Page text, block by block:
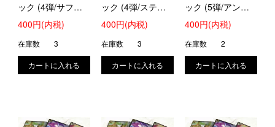
ック (4弾/サファ
イア)
400円(内税)
在庫数 3
ック (4弾/スティ
ール)
400円(内税)
在庫数 3
ック (5弾/アンバ
ー)
400円(内税)
在庫数 2